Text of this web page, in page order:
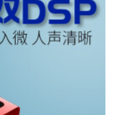
线第一弾二（金属本
体）